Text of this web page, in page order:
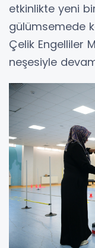
etkinlikte yeni
gülümsemede
Çelik Engelliler
neşesiyle